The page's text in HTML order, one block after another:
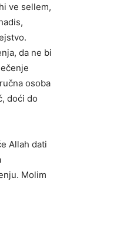
ve sellem,
da ne bi
osoba
doći do
Allah dati
Molim